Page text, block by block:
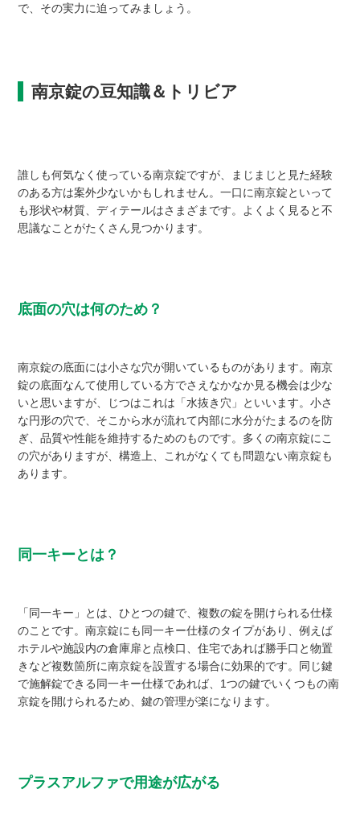
で、その実力に迫ってみましょう。
南京錠の豆知識＆トリビア
誰しも何気なく使っている南京錠ですが、まじまじと見た経験
のある方は案外少ないかもしれません。一口に南京錠といって
も形状や材質、ディテールはさまざまです。よくよく見ると不
思議なことがたくさん見つかります。
底面の穴は何のため？
南京錠の底面には小さな穴が開いているものがあります。南京
錠の底面なんて使用している方でさえなかなか見る機会は少な
いと思いますが、じつはこれは「水抜き穴」といいます。小さ
な円形の穴で、そこから水が流れて内部に水分がたまるのを防
ぎ、品質や性能を維持するためのものです。多くの南京錠にこ
の穴がありますが、構造上、これがなくても問題ない南京錠も
あります。
同一キーとは？
「同一キー」とは、ひとつの鍵で、複数の錠を開けられる仕様
のことです。南京錠にも同一キー仕様のタイプがあり、例えば
ホテルや施設内の倉庫扉と点検口、住宅であれば勝手口と物置
きなど複数箇所に南京錠を設置する場合に効果的です。同じ鍵
で施解錠できる同一キー仕様であれば、1つの鍵でいくつもの南
京錠を開けられるため、鍵の管理が楽になります。
プラスアルファで用途が広がる